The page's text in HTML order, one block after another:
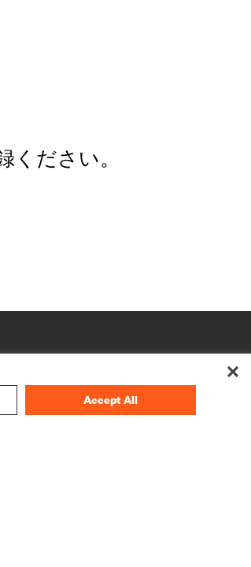
ください。
Accept All